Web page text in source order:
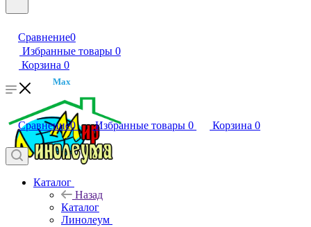
Сравнение0
Избранные товары 0
Корзина 0
Max
Сравнение0 Избранные товары 0 Корзина 0
Каталог
Назад
Каталог
Линолеум